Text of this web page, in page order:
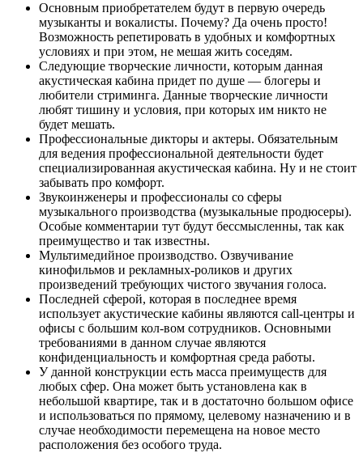
Основным приобретателем будут в первую очередь
музыканты и вокалисты. Почему? Да очень просто!
Возможность репетировать в удобных и комфортных
условиях и при этом, не мешая жить соседям.
Следующие творческие личности, которым данная
акустическая кабина придет по душе — блогеры и
любители стриминга. Данные творческие личности
любят тишину и условия, при которых им никто не
будет мешать.
Профессиональные дикторы и актеры. Обязательным
для ведения профессиональной деятельности будет
специализированная акустическая кабина. Ну и не стоит
забывать про комфорт.
Звукоинженеры и профессионалы со сферы
музыкального производства (музыкальные продюсеры).
Особые комментарии тут будут бессмысленны, так как
преимущество и так известны.
Мультимедийное производство. Озвучивание
кинофильмов и рекламных-роликов и других
произведений требующих чистого звучания голоса.
Последней сферой, которая в последнее время
использует акустические кабины являются call-центры и
офисы с большим кол-вом сотрудников. Основными
требованиями в данном случае являются
конфиденциальность и комфортная среда работы.
У данной конструкции есть масса преимуществ для
любых сфер. Она может быть установлена как в
небольшой квартире, так и в достаточно большом офисе
и использоваться по прямому, целевому назначению и в
случае необходимости перемещена на новое место
расположения без особого труда.